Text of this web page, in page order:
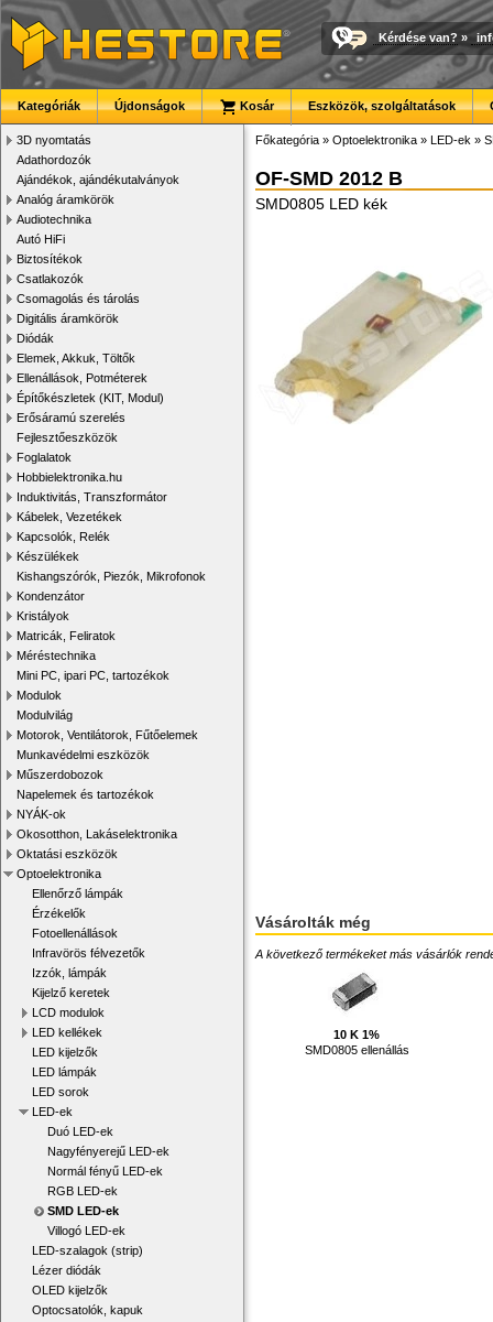
Kérdése van? »
Kategóriák Újdonságok Kosár Eszközök, szolgáltatások
3D nyomtatás
Adathordozók
Ajándékok, ajándékutalványok
Analóg áramkörök
Audiotechnika
Autó HiFi
Biztosítékok
Csatlakozók
Csomagolás és tárolás
Digitális áramkörök
Diódák
Elemek, Akkuk, Töltők
Ellenállások, Potméterek
Építőkészletek (KIT, Modul)
Erősáramú szerelés
Fejlesztőeszközök
Foglalatok
Hobbielektronika.hu
Induktivitás, Transzformátor
Kábelek, Vezetékek
Kapcsolók, Relék
Készülékek
Kishangszórók, Piezók, Mikrofonok
Kondenzátor
Kristályok
Matricák, Feliratok
Méréstechnika
Mini PC, ipari PC, tartozékok
Modulok
Modulvilág
Motorok, Ventilátorok, Fűtőelemek
Munkavédelmi eszközök
Műszerdobozok
Napelemek és tartozékok
NYÁK-ok
Okosotthon, Lakáselektronika
Oktatási eszközök
Optoelektronika
Ellenőrző lámpák
Érzékelők
Fotoellenállások
Infravörös félvezetők
Izzók, lámpák
Kijelző keretek
LCD modulok
LED kellékek
LED kijelzők
LED lámpák
LED sorok
LED-ek
Duó LED-ek
Nagyfényerejű LED-ek
Normál fényű LED-ek
RGB LED-ek
SMD LED-ek
Villogó LED-ek
LED-szalagok (strip)
Lézer diódák
OLED kijelzők
Optocsatolók, kapuk
Főkategória » Optoelektronika » LED-ek »
OF-SMD 2012 B
SMD0805 LED kék
Vásárolták még
A következő termékeket más vásárlók
10 K 1%
SMD0805 ellenállás